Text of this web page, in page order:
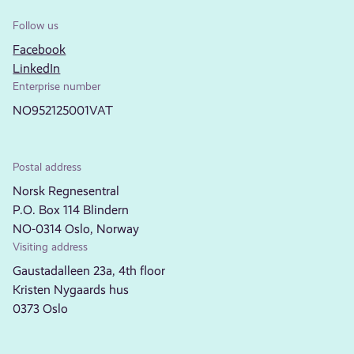
Follow us
Facebook
LinkedIn
Enterprise number
NO952125001VAT
Postal address
Norsk Regnesentral
P.O. Box 114 Blindern
NO-0314 Oslo, Norway
Visiting address
Gaustadalleen 23a, 4th floor
Kristen Nygaards hus
0373 Oslo